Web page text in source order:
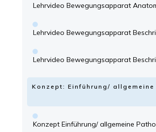
Lehrvideo Bewegungsapparat
Lehrvideo Bewegungsapparat
Lehrvideo Bewegungsapparat
Konzept: Einführung/
Konzept Einführung/ allgemeine